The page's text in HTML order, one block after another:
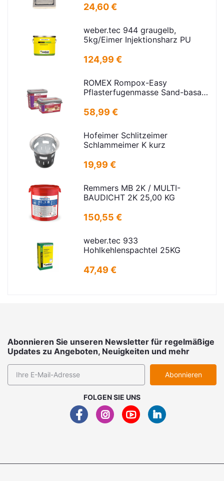
16,5x24,5cm
24,60 €
weber.tec 944 graugelb,
5kg/Eimer Injektionsharz PU
124,99 €
ROMEX Rompox-Easy
Pflasterfugenmasse Sand-basalt
58,99 €
Hofeimer Schlitzeimer
Schlammeimer K kurz
19,99 €
Remmers MB 2K / MULTI-
BAUDICHT 2K 25,00 KG
150,55 €
weber.tec 933
Hohlkehlenspachtel 25KG
47,49 €
Abonnieren Sie unseren Newsletter für regelmäßige
Updates zu Angeboten, Neuigkeiten und mehr
Abonnieren
FOLGEN SIE UNS